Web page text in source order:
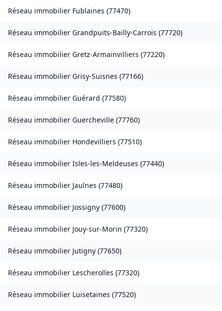
Réseau immobilier Fublaines (77470)
Réseau immobilier Grandpuits-Bailly-Carrois (77720)
Réseau immobilier Gretz-Armainvilliers (77220)
Réseau immobilier Grisy-Suisnes (77166)
Réseau immobilier Guérard (77580)
Réseau immobilier Guercheville (77760)
Réseau immobilier Hondevilliers (77510)
Réseau immobilier Isles-les-Meldeuses (77440)
Réseau immobilier Jaulnes (77480)
Réseau immobilier Jossigny (77600)
Réseau immobilier Jouy-sur-Morin (77320)
Réseau immobilier Jutigny (77650)
Réseau immobilier Lescherolles (77320)
Réseau immobilier Luisetaines (77520)